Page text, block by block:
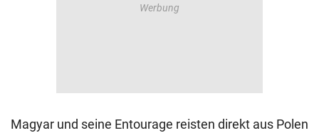
Magyar und seine Entourage reisten direkt aus Polen